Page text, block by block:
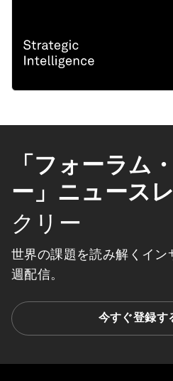
「フォーラム
ー」ニュース
クリー
世界の課題を読み解くイン
週配信。
今すぐ登録す